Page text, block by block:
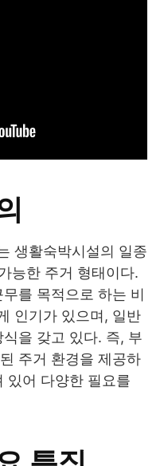
생활숙박시설의 일종
능한 주거 형태이다.
를 목적으로 하는 비
인기가 있으며, 일반
을 갖고 있다. 즉, 부
주거 환경을 제공하
있어 다양한 필요를